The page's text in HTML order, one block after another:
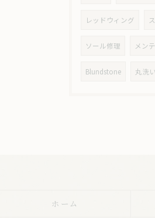
レッドウィング
ソール修理 メン
Blundstone 丸洗い
ホーム